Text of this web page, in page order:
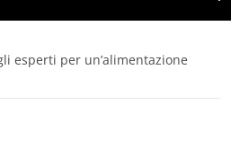
esperti per un’alimentazione